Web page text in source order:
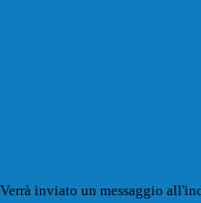
Verrà inviato un messaggio